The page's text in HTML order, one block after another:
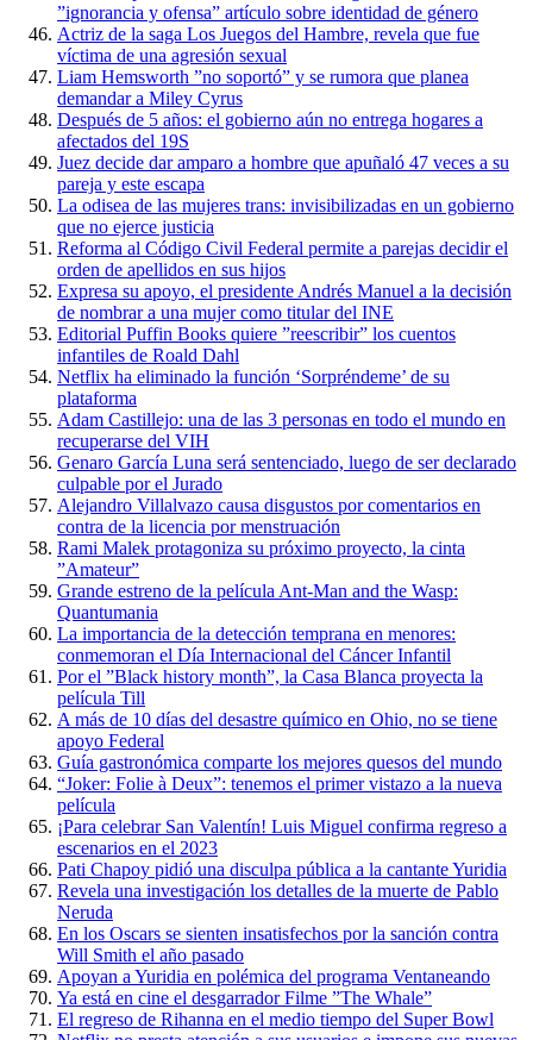
”ignorancia y ofensa” artículo sobre identidad de género
Actriz de la saga Los Juegos del Hambre, revela que fue
víctima de una agresión sexual
Liam Hemsworth ”no soportó” y se rumora que planea
demandar a Miley Cyrus
Después de 5 años: el gobierno aún no entrega hogares a
afectados del 19S
Juez decide dar amparo a hombre que apuñaló 47 veces a su
pareja y este escapa
La odisea de las mujeres trans: invisibilizadas en un gobierno
que no ejerce justicia
Reforma al Código Civil Federal permite a parejas decidir el
orden de apellidos en sus hijos
Expresa su apoyo, el presidente Andrés Manuel a la decisión
de nombrar a una mujer como titular del INE
Editorial Puffin Books quiere ”reescribir” los cuentos
infantiles de Roald Dahl
Netflix ha eliminado la función ‘Sorpréndeme’ de su
plataforma
Adam Castillejo: una de las 3 personas en todo el mundo en
recuperarse del VIH
Genaro García Luna será sentenciado, luego de ser declarado
culpable por el Jurado
Alejandro Villalvazo causa disgustos por comentarios en
contra de la licencia por menstruación
Rami Malek protagoniza su próximo proyecto, la cinta
”Amateur”
Grande estreno de la película Ant-Man and the Wasp:
Quantumania
La importancia de la detección temprana en menores:
conmemoran el Día Internacional del Cáncer Infantil
Por el ”Black history month”, la Casa Blanca proyecta la
película Till
A más de 10 días del desastre químico en Ohio, no se tiene
apoyo Federal
Guía gastronómica comparte los mejores quesos del mundo
“Joker: Folie à Deux”: tenemos el primer vistazo a la nueva
película
¡Para celebrar San Valentín! Luis Miguel confirma regreso a
escenarios en el 2023
Pati Chapoy pidió una disculpa pública a la cantante Yuridia
Revela una investigación los detalles de la muerte de Pablo
Neruda
En los Oscars se sienten insatisfechos por la sanción contra
Will Smith el año pasado
Apoyan a Yuridia en polémica del programa Ventaneando
Ya está en cine el desgarrador Filme ”The Whale”
El regreso de Rihanna en el medio tiempo del Super Bowl